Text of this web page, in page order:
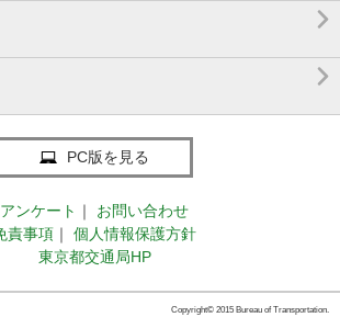


PC版を見る
アンケート ｜
お問い合わせ
責事項 ｜
個人情報保護方針
東京都交通局HP
Copyright© 2015 Bureau of Transportation.